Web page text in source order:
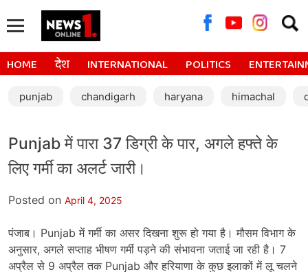
for:
HOME देश INTERNATIONAL POLITICS
punjab chandigarh haryana himachal
Punjab में पारा 37 डिग्री के पार, अगले हफ्ते के
लिए गर्मी का अलर्ट जारी।
Posted on April 4, 2025
पंजाब। Punjab में गर्मी का असर दिखना शुरू हो गया है। मौसम विभाग के
अनुसार, अगले सप्ताह भीषण गर्मी पड़ने की संभावना जताई जा रही है। 7
अप्रैल से 9 अप्रैल तक Punjab और हरियाणा के कुछ इलाकों में लू चलने